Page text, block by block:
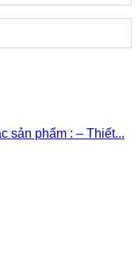
sản phẩm : – Thiết...